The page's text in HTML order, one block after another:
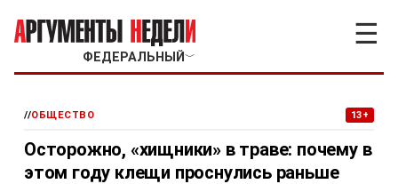
ФЕДЕРАЛЬНЫЙ ﹀
☰
//ОБЩЕСТВО 13+
Осторожно, «хищники» в траве: почему в
этом году клещи проснулись раньше